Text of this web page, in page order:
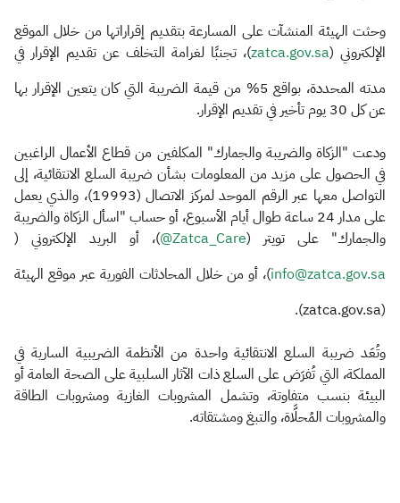
وحثت الهيئة المنشآت على المسارعة بتقديم إقراراتها من خلال الموقع
الإلكتروني (zatca.gov.sa)، تجنبًا لغرامة التخلف عن تقديم الإقرار في
مدته المحددة، بواقع 5% من قيمة الضريبة التي كان يتعين الإقرار بها
عن كل 30 يوم تأخير في تقديم الإقرار.
ودعت "الزكاة والضريبة والجمارك" المكلفين من قطاع الأعمال الراغبين
في الحصول على مزيد من المعلومات بشأن ضريبة السلع الانتقائية، إلى
التواصل معها عبر الرقم الموحد لمركز الاتصال (19993)، والذي يعمل
على مدار 24 ساعة طوال أيام الأسبوع، أو حساب "اسأل الزكاة والضريبة
والجمارك" على تويتر (Zatca_Care@​ )، أو البريد الإلكتروني (
info@zatca.gov.sa)، أو من خلال المحادثات الفورية عبر موقع الهيئة
(zatca.gov.sa).
وتُعَد ضريبة السلع الانتقائية واحدة من الأنظمة الضريبية السارية في
المملكة، التي تُفرَض على السلع ذات الآثار السلبية على الصحة العامة أو
البيئة بنسب متفاوتة، وتشمل المشروبات الغازية ومشروبات الطاقة
والمشروبات المُحلَّاة، والتبغ ومشتقاته.​